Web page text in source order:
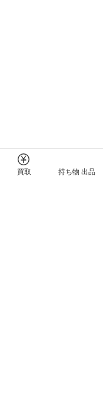
買取 持ち物 出品